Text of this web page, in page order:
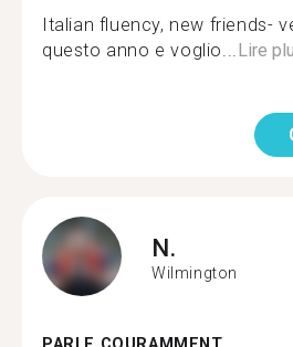
Italian fluency, new friends-
questo anno e voglio... Lire
N.
Wilmington